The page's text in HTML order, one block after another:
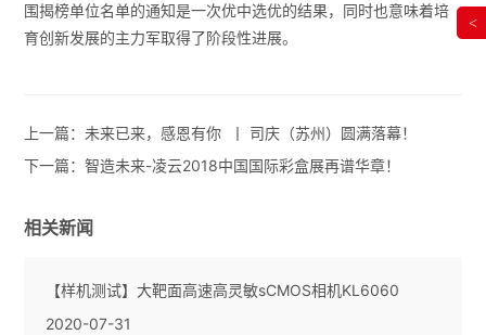
围揭榜单位名单的通知是一次优中选优的结果，同时也意味着培
育创新发展的主力军取得了阶段性进展。
上一篇：未来已来，感恩有你 丨 司庆（苏州）圆满落幕！
下一篇：智造未来-凌云2018中国国际彩盒展再谱华章！
相关新闻
【样机测试】大靶面高速高灵敏sCMOS相机KL6060
2020-07-31
<